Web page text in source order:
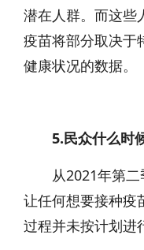
潜在人群。而这些
疫苗将部分取决于
健康状况的数据。
5.民众什么时
从2021年第二
让任何想要接种疫
过程并未按计划进